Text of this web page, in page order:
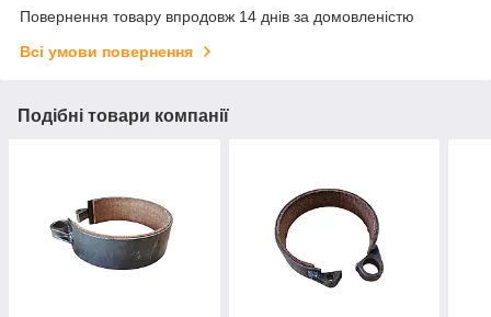
Повернення товару впродовж 14 днів за домовленістю
Всі умови повернення
Подібні товари компанії